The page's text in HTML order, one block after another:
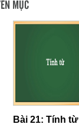
MỤC
Bài 21: Tính từ